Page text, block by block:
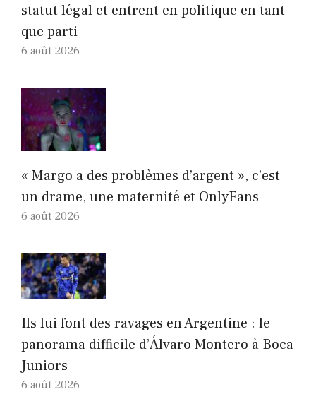
statut légal et entrent en politique en tant
que parti
6 août 2026
« Margo a des problèmes d’argent », c’est
un drame, une maternité et OnlyFans
6 août 2026
Ils lui font des ravages en Argentine : le
panorama difficile d’Álvaro Montero à Boca
Juniors
6 août 2026